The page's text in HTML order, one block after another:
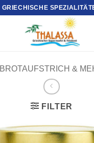
GRIECHISCHE
BROTAUFSTRICH &
FILTER